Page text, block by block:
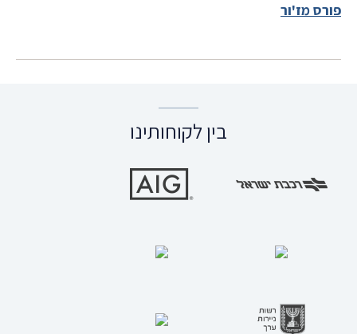
פורס מז'ור
בין לקוחותינו